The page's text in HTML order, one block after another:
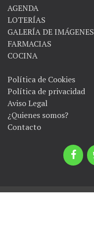
AGENDA
LOTERÍAS
GALERÍA DE IMÁGENES
FARMACIAS
COCINA
Política de Cookies
Política de privacidad
Aviso Legal
¿Quienes somos?
Contacto